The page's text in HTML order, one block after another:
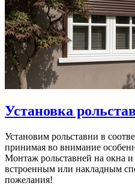
Установка
Установим рольставни в
принимая во внимание
Монтаж рольставней на окна и
встроенным или накладным
пожелания!